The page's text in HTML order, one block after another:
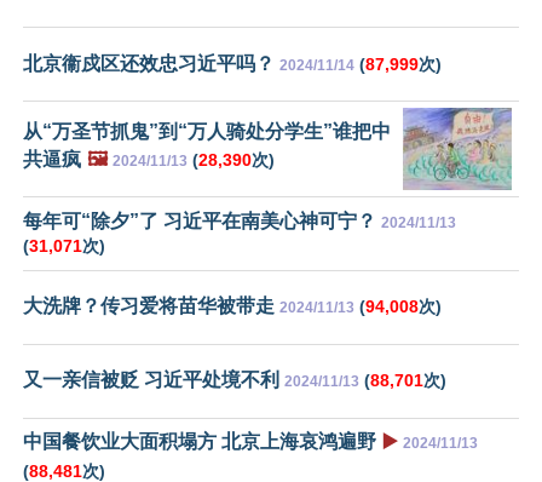
北京衞戍区还效忠习近平吗？ 2024/11/14 (87,999次)
从“万圣节抓鬼”到“万人骑处分学生”谁把中
共逼疯 🖼️ 2024/11/13 (28,390次)
每年可“除夕”了 习近平在南美心神可宁？ 2024/11/13
(31,071次)
大洗牌？传习爱将苗华被带走 2024/11/13 (94,008次)
又一亲信被贬 习近平处境不利 2024/11/13 (88,701次)
中国餐饮业大面积塌方 北京上海哀鸿遍野 ▶️ 2024/11/13
(88,481次)